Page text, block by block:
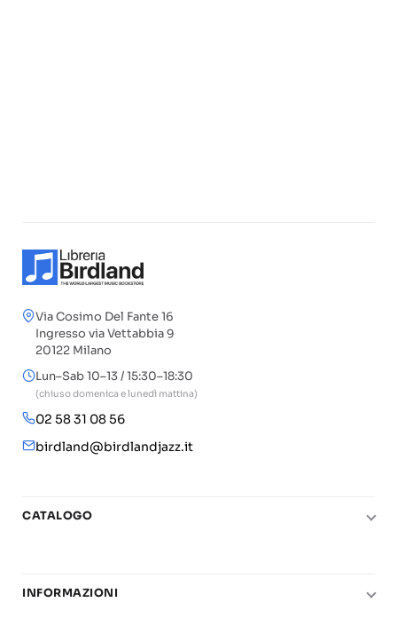
Via Cosimo Del Fante 16
Ingresso via Vettabbia 9
20122 Milano
Lun–Sab 10–13 / 15:30–18:30
(chiuso domenica e lunedì mattina)
02 58 31 08 56
birdland@birdlandjazz.it
CATALOGO
Chitarra
INFORMAZIONI